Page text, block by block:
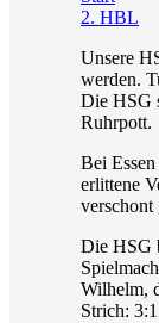
2. HBL
Unsere
werden.
Die HSG
Ruhrpott.
Bei
erlittene
verschont
Die HSG
Wilhelm,
Strich: